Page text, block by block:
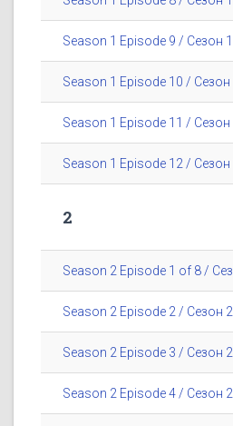
Season 1 Episode 9 / Сезон
Season 1 Episode 10 / Сезон
Season 1 Episode 11 / Сезон
Season 1 Episode 12 /
2
Season 2 Episode 1 of 8 /
Season 2 Episode 2 / Сезон
Season 2 Episode 3 / Сезон
Season 2 Episode 4 / Сезон